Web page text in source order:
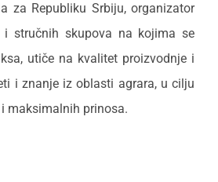
za Republiku Srbiju, organizator
i stručnih skupova na kojima se
utiče na kvalitet proizvodnje i
i znanje iz oblasti agrara, u cilju
maksimalnih prinosa.